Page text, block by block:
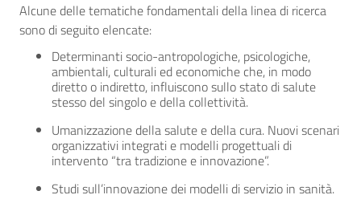
Alcune delle tematiche fondamentali della linea di ricerca
sono di seguito elencate:
Determinanti socio-antropologiche, psicologiche,
ambientali, culturali ed economiche che, in modo
diretto o indiretto, influiscono sullo stato di salute
stesso del singolo e della collettività.
Umanizzazione della salute e della cura. Nuovi scenari
organizzativi integrati e modelli progettuali di
intervento “tra tradizione e innovazione”.
Studi sull’innovazione dei modelli di servizio in sanità.